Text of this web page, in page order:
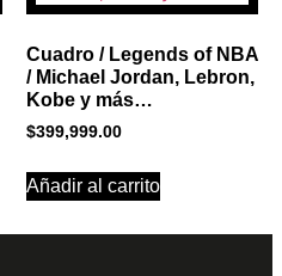
Cuadro / Legends of NBA
/ Michael Jordan, Lebron,
Kobe y más…
$399,999.00
Añadir al carrito